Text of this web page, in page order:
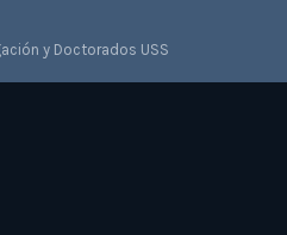
y Doctorados USS